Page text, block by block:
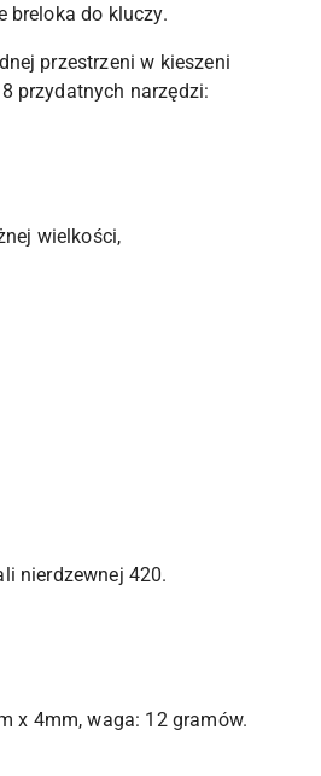
breloka do kluczy.
przestrzeni w kieszeni
przydatnych narzędzi:
wielkości,
nierdzewnej 420.
x 4mm, waga: 12 gramów.